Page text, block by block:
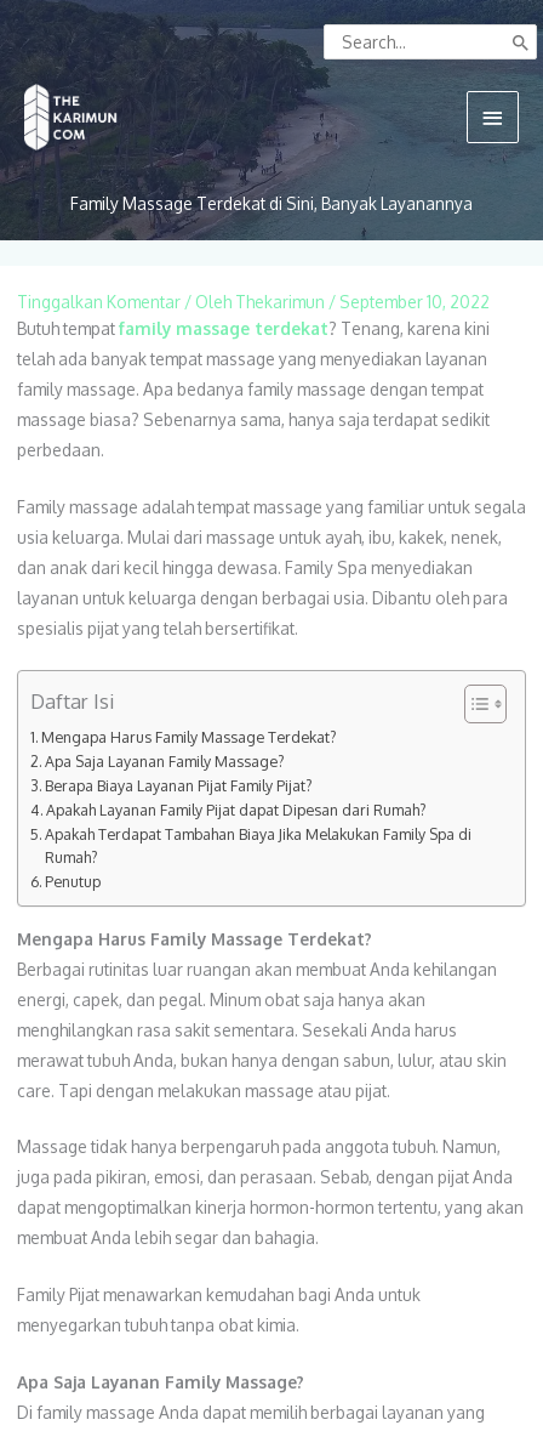
ke
Search
for:
Menu
Family Massage Terdekat di Sini, Banyak Layanannya
Tinggalkan Komentar / Oleh Thekarimun / September 10, 2022
Butuh tempatfamily massage terdekat? Tenang, karena kini
telah ada banyak tempat massage yang menyediakan layanan
family massage. Apa bedanya family massage dengan tempat
massage biasa? Sebenarnya sama, hanya saja terdapat sedikit
perbedaan.
Family massage adalah tempat massage yang familiar untuk segala
usia keluarga. Mulai dari massage untuk ayah, ibu, kakek, nenek,
dan anak dari kecil hingga dewasa. Family Spa menyediakan
layanan untuk keluarga dengan berbagai usia. Dibantu oleh para
spesialis pijat yang telah bersertifikat.
Daftar Isi
Mengapa Harus Family Massage Terdekat?
Apa Saja Layanan Family Massage?
Berapa Biaya Layanan Pijat Family Pijat?
Apakah Layanan Family Pijat dapat Dipesan dari Rumah?
Apakah Terdapat Tambahan Biaya Jika Melakukan Family Spa di
Rumah?
Penutup
Mengapa Harus Family Massage Terdekat?
Berbagai rutinitas luar ruangan akan membuat Anda kehilangan
energi, capek, dan pegal. Minum obat saja hanya akan
menghilangkan rasa sakit sementara. Sesekali Anda harus
merawat tubuh Anda, bukan hanya dengan sabun, lulur, atau skin
care. Tapi dengan melakukan massage atau pijat.
Massage tidak hanya berpengaruh pada anggota tubuh. Namun,
juga pada pikiran, emosi, dan perasaan. Sebab, dengan pijat Anda
dapat mengoptimalkan kinerja hormon-hormon tertentu, yang akan
membuat Anda lebih segar dan bahagia.
Family Pijat menawarkan kemudahan bagi Anda untuk
menyegarkan tubuh tanpa obat kimia.
Apa Saja Layanan Family Massage?
Di family massage Anda dapat memilih berbagai layanan yang